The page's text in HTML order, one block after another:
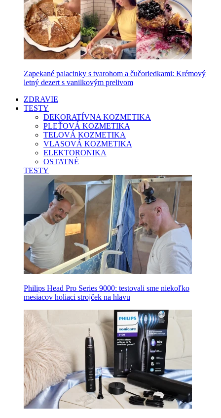
Zapekané palacinky s tvarohom a čučoriedkami: Krémový
letný dezert s vanilkovým prelivom
ZDRAVIE
TESTY
DEKORATÍVNA KOZMETIKA
PLEŤOVÁ KOZMETIKA
TELOVÁ KOZMETIKA
VLASOVÁ KOZMETIKA
ELEKTORONIKA
OSTATNÉ
TESTY
Philips Head Pro Series 9000: testovali sme niekoľko
mesiacov holiaci strojček na hlavu